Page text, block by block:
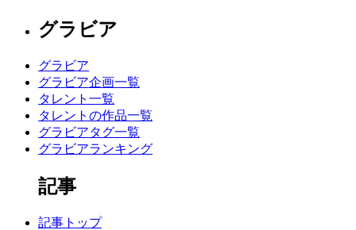
グラビア
グラビア
グラビア企画一覧
タレント一覧
タレントの作品一覧
グラビアタグ一覧
グラビアランキング
記事
記事トップ